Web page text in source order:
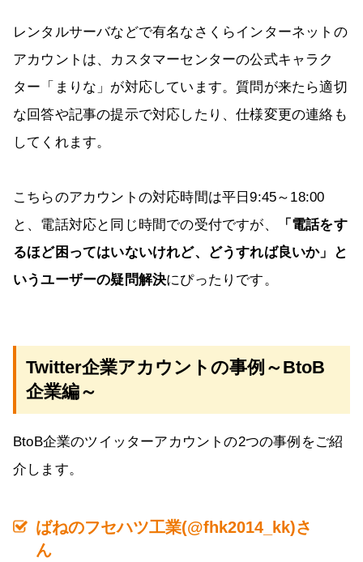
レンタルサーバなどで有名なさくらインターネットの
アカウントは、カスタマーセンターの公式キャラク
ター「まりな」が対応しています。質問が来たら適切
な回答や記事の提示で対応したり、仕様変更の連絡も
してくれます。
こちらのアカウントの対応時間は平日9:45～18:00
と、電話対応と同じ時間での受付ですが、
「電話をす
るほど困ってはいないけれど、どうすれば良いか」と
いうユーザーの疑問解決にぴったりです。
Twitter企業アカウントの事例～BtoB
企業編～
BtoB企業のツイッターアカウントの2つの事例をご紹
介します。
ばねのフセハツ工業(@fhk2014_kk)さ
ん